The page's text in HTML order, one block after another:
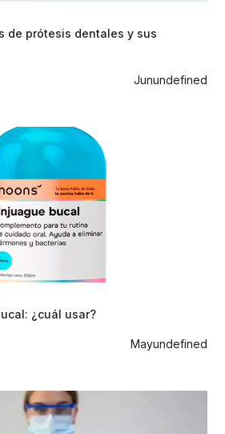
de prótesis dentales y sus
Junundefined
¿cuál usar?
Mayundefined